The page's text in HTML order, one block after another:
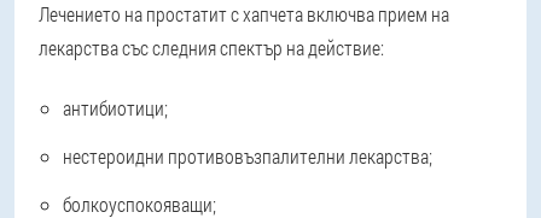
Лечението на простатит с хапчета включва прием на
лекарства със следния спектър на действие:
антибиотици;
нестероидни противовъзпалителни лекарства;
болкоуспокояващи;